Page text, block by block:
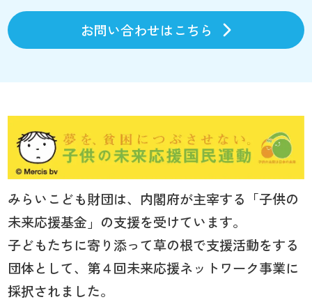
お問い合わせはこちら
みらいこども財団は、内閣府が主宰する「子供の
未来応援基金」の支援を受けています。
子どもたちに寄り添って草の根で支援活動をする
団体として、第４回未来応援ネットワーク事業に
採択されました。